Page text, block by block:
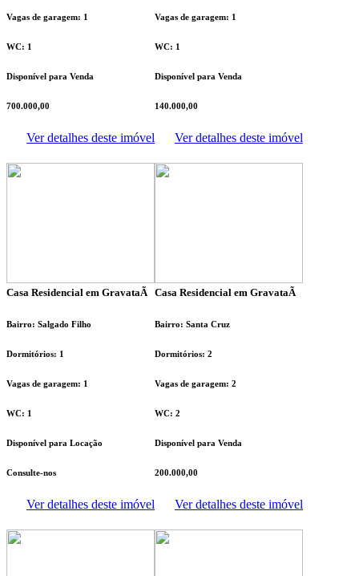
Vagas de garagem: 1
WC: 1
Disponível para Venda
700.000,00
Ver detalhes deste imóvel
Vagas de garagem: 1
WC: 1
Disponível para Venda
140.000,00
Ver detalhes deste imóvel
Casa Residencial em GravataÃ­
Bairro: Salgado Filho
Dormitórios: 1
Vagas de garagem: 1
WC: 1
Disponível para Locação
Consulte-nos
Ver detalhes deste imóvel
Casa Residencial em GravataÃ­
Bairro: Santa Cruz
Dormitórios: 2
Vagas de garagem: 2
WC: 2
Disponível para Venda
200.000,00
Ver detalhes deste imóvel